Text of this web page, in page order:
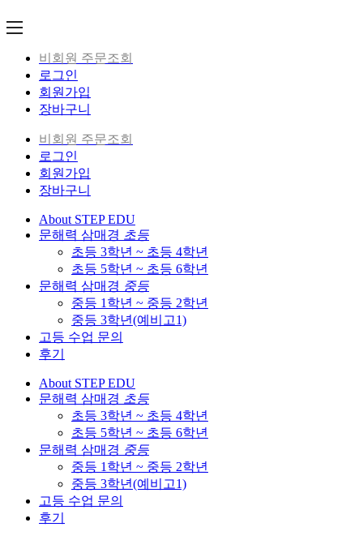
to
비회원 주문조회
로그인
회원가입
장바구니
비회원 주문조회
로그인
회원가입
장바구니
About STEP EDU
문해력 삼매경 초등
초등 3학년 ~ 초등 4학년
초등 5학년 ~ 초등 6학년
문해력 삼매경 중등
중등 1학년 ~ 중등 2학년
중등 3학년(예비고1)
고등 수업 문의
후기
About STEP EDU
문해력 삼매경 초등
초등 3학년 ~ 초등 4학년
초등 5학년 ~ 초등 6학년
문해력 삼매경 중등
중등 1학년 ~ 중등 2학년
중등 3학년(예비고1)
고등 수업 문의
후기